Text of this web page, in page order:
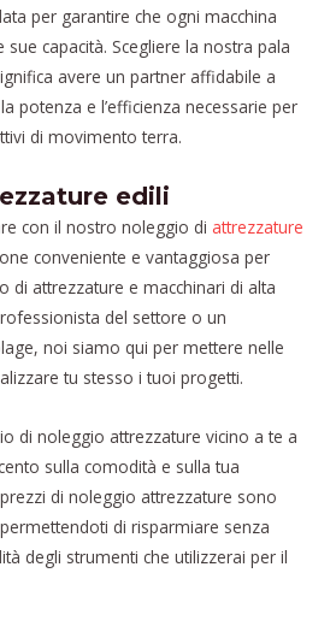
per garantire che ogni macchina
capacità. Scegliere la nostra pala
avere un partner affidabile a
potenza e l’efficienza necessarie per
di movimento terra.
edili
con il nostro noleggio di attrezzature
conveniente e vantaggiosa per
di attrezzature e macchinari di alta
del settore o un
noi siamo qui per mettere nelle
tu stesso i tuoi progetti.
di noleggio attrezzature vicino a te a
sulla comodità e sulla tua
di noleggio attrezzature sono
di risparmiare senza
degli strumenti che utilizzerai per il